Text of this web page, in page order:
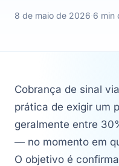
8 de maio de 2026·6 min
Cobrança de sinal
prática de exigir um
geralmente entre
— no momento em
O objetivo é